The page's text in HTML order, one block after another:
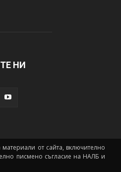
НИ
от сайта, включително
писмено съгласие на НАЛБ и